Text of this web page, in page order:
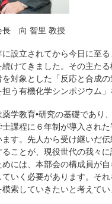
長 向 智里 教授
に設立されてから今日に至
続けてきました。その主た
対象とした「反応と合成
担う有機化学シンポジウム
学教育•研究の基礎であり
課程に６年制が導入され
ます。先人から受け継いだ
ことが、現役世代の我々
めには、本部会の構成員が
ていく必要があります。そ
索していきたいと考えてい